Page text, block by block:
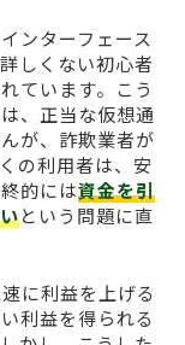
ンターフェース
しくない初心者
ています。こう
、正当な仮想通
が、詐欺業者が
の利用者は、安
的には資金を引
という問題に直
に利益を上げる
利益を得られる